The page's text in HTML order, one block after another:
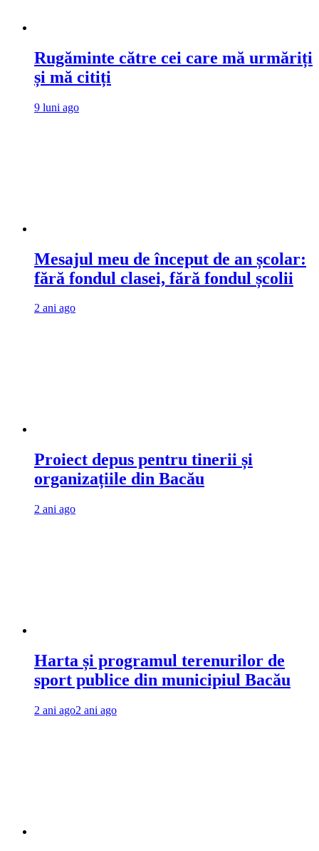
Rugăminte către cei care mă urmăriți
și mă citiți
9 luni ago
Mesajul meu de început de an școlar:
fără fondul clasei, fără fondul școlii
2 ani ago
Proiect depus pentru tinerii și
organizațiile din Bacău
2 ani ago
Harta și programul terenurilor de
sport publice din municipiul Bacău
2 ani ago2 ani ago